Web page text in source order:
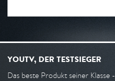
YOUTV, DER TESTSIEGER
Das beste Produkt seiner Klasse -